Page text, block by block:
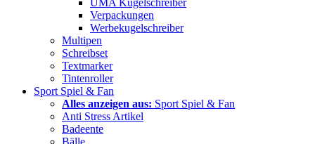
UMA Kugelschreiber
Verpackungen
Werbekugelschreiber
Multipen
Schreibset
Textmarker
Tintenroller
Sport Spiel & Fan
Alles anzeigen aus: Sport Spiel & Fan
Anti Stress Artikel
Badeente